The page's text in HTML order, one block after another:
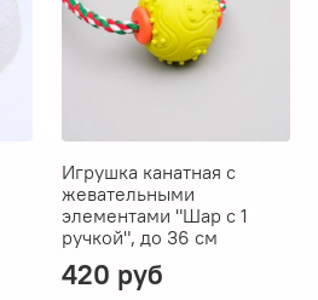
Игрушка канатная с
жевательными
элементами "Шар с 1
ручкой", до 36 см
420 руб